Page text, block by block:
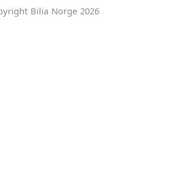
Bilia Norge 2026